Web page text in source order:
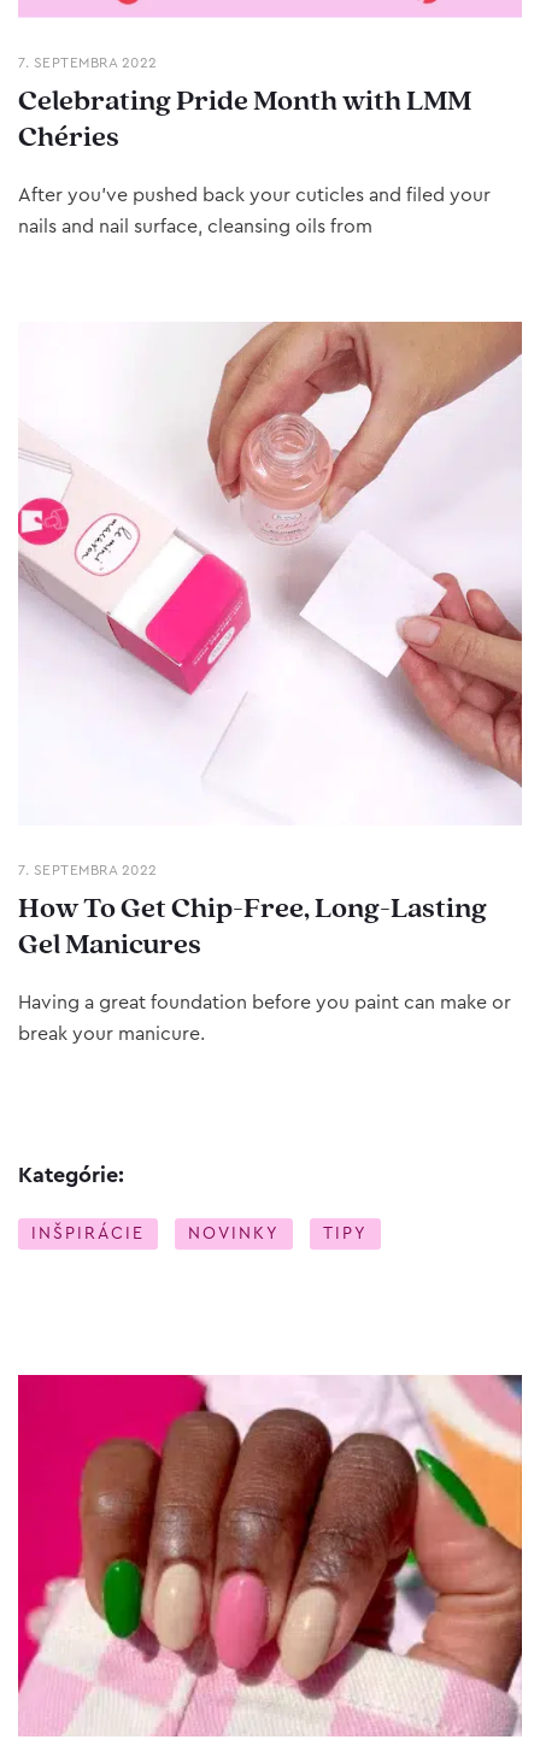
7. SEPTEMBRA 2022
Celebrating Pride Month with LMM
Chéries
After you’ve pushed back your cuticles and filed your
nails and nail surface, cleansing oils from
7. SEPTEMBRA 2022
How To Get Chip-Free, Long-Lasting
Gel Manicures
Having a great foundation before you paint can make or
break your manicure.
Kategórie:
INŠPIRÁCIE NOVINKY TIPY